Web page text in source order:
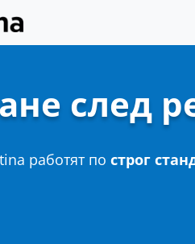
след
работят по строг